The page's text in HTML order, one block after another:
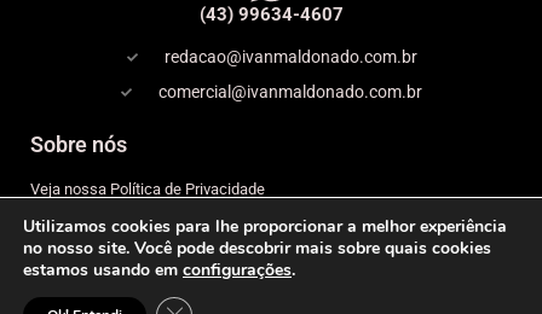
(43) 99634-4607
redacao@ivanmaldonado.com.br
comercial@ivanmaldonado.com.br
Sobre nós
Veja nossa Política de Privacidade
Copyright
Expediente
Utilizamos cookies para lhe proporcionar a melhor experiência
no nosso site. Você pode descobrir mais sobre quais cookies
estamos usando em configurações.